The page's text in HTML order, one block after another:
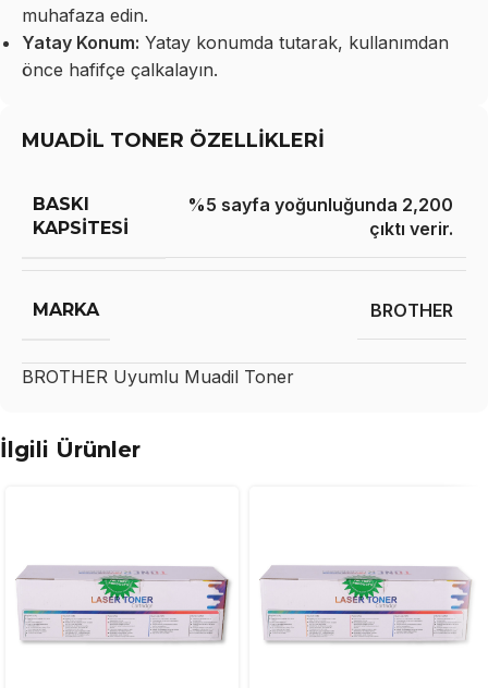
muhafaza edin.
Yatay Konum: Yatay konumda tutarak, kullanımdan
önce hafifçe çalkalayın.
MUADİL TONER ÖZELLİKLERİ
BASKI
KAPSITESI
%5 sayfa yoğunluğunda 2,200
çıktı verir.
MARKA BROTHER
BROTHER Uyumlu Muadil Toner
İlgili Ürünler